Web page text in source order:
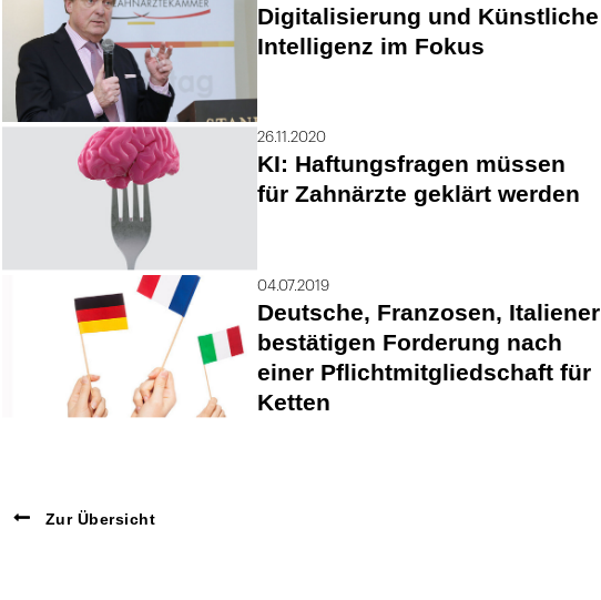
Digitalisierung und Künstliche
Intelligenz im Fokus
26.11.2020
KI: Haftungsfragen müssen
für Zahnärzte geklärt werden
04.07.2019
Deutsche, Franzosen, Italiener
bestätigen Forderung nach
einer Pflichtmitgliedschaft für
Ketten
Zur Übersicht